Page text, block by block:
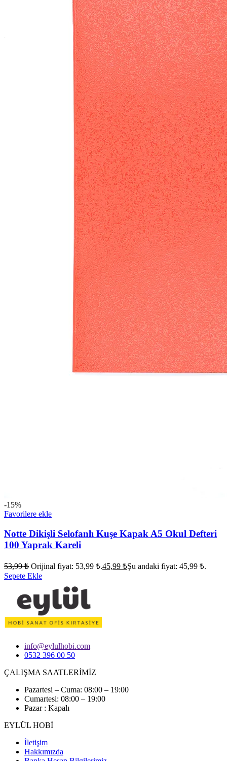
-15%
Favorilere ekle
Notte Dikişli Selofanlı Kuşe Kapak A5 Okul Defteri
100 Yaprak Kareli
53,99₺ Orijinal fiyat: 53,99 ₺.45,99 ₺Şu andaki fiyat: 45,99 ₺.
Sepete Ekle
info@eylulhobi.com
0532 396 00 50
ÇALIŞMA SAATLERİMİZ
Pazartesi – Cuma: 08:00 – 19:00
Cumartesi: 08:00 – 19:00
Pazar : Kapalı
EYLÜL HOBİ
İletişim
Hakkımızda